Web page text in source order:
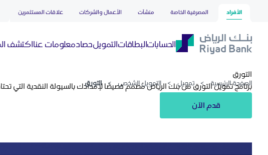
تخطي إلى المحتوى الرئيسي
التورق
الأفراد المصرفية الخاصة منشآت الأعمال والشركات علاقات المستثمرين
الحساباتالبطاقاتالتمويلحصادمعلومات عنااكتشف
الصفحة الرئيسية > تمويل > التمويل الشخصي > التورق
التورق
برنامج تمويل التورق من بنك الرياض مُصمم خصيصًا لإمدادك بالسيولة النقدية التي
قدم الآن